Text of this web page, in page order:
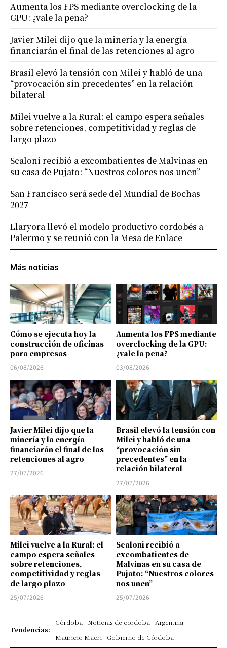
Más noticias
Cómo se ejecuta hoy la
construcción de oficinas
para empresas
06/08/2026
Aumenta los FPS mediante
overclocking de la GPU:
¿vale la pena?
03/08/2026
Javier Milei dijo que la
minería y la energía
financiarán el final de las
retenciones al agro
27/07/2026
Brasil elevó la tensión con
Milei y habló de una
“provocación sin
precedentes” en la
relación bilateral
27/07/2026
Milei vuelve a la Rural: el
campo espera señales
sobre retenciones,
competitividad y reglas
de largo plazo
25/07/2026
Scaloni recibió a
excombatientes de
Malvinas en su casa de
Pujato: “Nuestros colores
nos unen”
25/07/2026
Tendencias:
Córdoba Noticias de cordoba
Argentina
Mauricio Macri
Gobierno de Córdoba
Aumenta los FPS mediante overclocking de la
GPU: ¿vale la pena?
Javier Milei dijo que la minería y la energía
financiarán el final de las retenciones al agro
Brasil elevó la tensión con Milei y habló de una
“provocación sin precedentes” en la relación
bilateral
Milei vuelve a la Rural: el campo espera señales
sobre retenciones, competitividad y reglas de
largo plazo
Scaloni recibió a excombatientes de Malvinas en
su casa de Pujato: “Nuestros colores nos unen”
San Francisco será sede del Mundial de Bochas
2027
Llaryora llevó el modelo productivo cordobés a
Palermo y se reunió con la Mesa de Enlace